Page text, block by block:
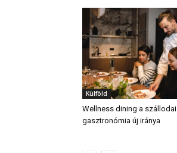
Külföld
Wellness dining a szállodai
gasztronómia új iránya